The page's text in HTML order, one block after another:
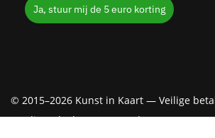
Ja, stuur mij de 5 euro korting
© 2015–2026 Kunst in Kaart — Veilige
Creditcard, Klarna & PayPal